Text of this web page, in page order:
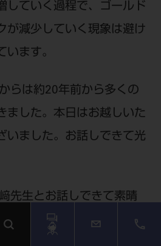
していく過程で、ゴールド
が減少していく現象は避け
います。
らは約20年前から多くの
ました。本日はお越しいた
いました。お話しできて光
先生とお話しできて素晴
ことができました。ありが